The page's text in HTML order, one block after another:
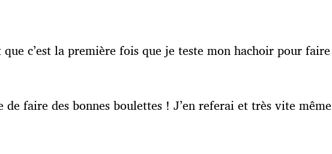
c’est la première fois que je teste mon hachoir pour faire
faire des bonnes boulettes ! J’en referai et très vite même